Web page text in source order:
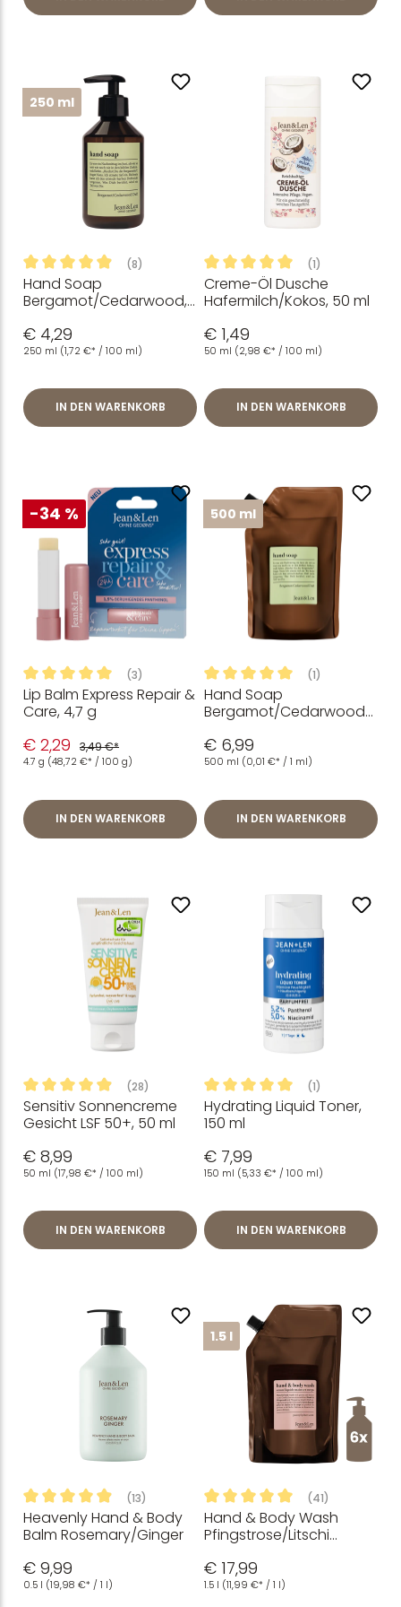
250 ml
Durchschnittliche Bewertung von 4.88 von 5 Sternen
(8)
Hand Soap
Bergamot/Cedarwood,
€ 4,29
250 ml (1,72 €* / 100 ml)
IN DEN WARENKORB
Durchschnittliche
(1)
Creme-Öl Dusche
Hafermilch/Kokos, 50 ml
€ 1,49
50 ml (2,98 €* / 100 ml)
IN DEN WARENKORB
-34 %
Durchschnittliche Bewertung von 5 von 5 Sternen
(3)
Lip Balm Express Repair &
Care, 4,7 g
€ 2,29 3,49 €*
4.7 g (48,72 €* / 100 g)
IN DEN WARENKORB
500 ml
Durchschnittliche
(1)
Hand Soap
Bergamot/Cedarwood
€ 6,99
500 ml (0,01 €* / 1 ml)
IN DEN WARENKORB
Durchschnittliche Bewertung von 4.98 von 5 Sternen
(28)
Sensitiv Sonnencreme
Gesicht LSF 50+, 50 ml
€ 8,99
50 ml (17,98 €* / 100 ml)
IN DEN WARENKORB
Durchschnittliche
(1)
Hydrating Liquid Toner,
150 ml
€ 7,99
150 ml (5,33 €* / 100 ml)
IN DEN WARENKORB
Durchschnittliche Bewertung von 4.96 von 5 Sternen
(13)
Heavenly Hand & Body
Balm Rosemary/Ginger
€ 9,99
0.5 l (19,98 €* / 1 l)
1.5 l
Durchschnittliche
(41)
Hand & Body Wash
Pfingstrose/Litschi
€ 17,99
1.5 l (11,99 €* / 1 l)